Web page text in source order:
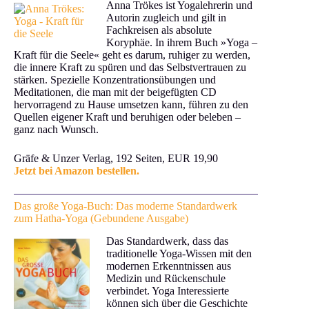
Anna Trökes ist Yogalehrerin und
Autorin zugleich und gilt in
Fachkreisen als absolute
Koryphäe. In ihrem Buch »Yoga –
Kraft für die Seele« geht es darum, ruhiger zu werden,
die innere Kraft zu spüren und das Selbstvertrauen zu
stärken. Spezielle Konzentrationsübungen und
Meditationen, die man mit der beigefügten CD
hervorragend zu Hause umsetzen kann, führen zu den
Quellen eigener Kraft und beruhigen oder beleben –
ganz nach Wunsch.
Gräfe & Unzer Verlag, 192 Seiten, EUR 19,90
Jetzt bei Amazon bestellen.
Das große Yoga-Buch: Das moderne Standardwerk
zum Hatha-Yoga (Gebundene Ausgabe)
Das Standardwerk, dass das
traditionelle Yoga-Wissen mit den
modernen Erkenntnissen aus
Medizin und Rückenschule
verbindet. Yoga Interessierte
können sich über die Geschichte